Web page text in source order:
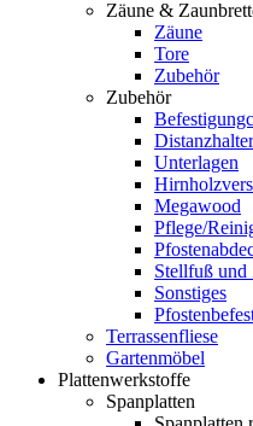
Zäune &
Zäune
Tore
Zubehör
Zubehör
Distanzhalter
Unterlagen
Megawood
Pflege/
Stellfuß und
Sonstiges
Terrassenfliese
Gartenmöbel
Plattenwerkstoffe
Spanplatten